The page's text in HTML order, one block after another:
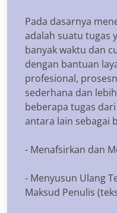
Pada dasarnya
adalah suatu tugas
banyak waktu dan
dengan bantuan
profesional,
sederhana dan
beberapa tugas
antara lain sebagai
- Menafsirkan dan
- Menyusun Ulang
Maksud Penulis